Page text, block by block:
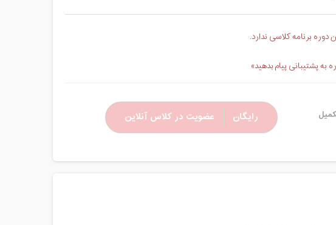
برنامه کلاسی ندارد.
به پشتیبانی پیام بدهید»
رایگان عضویت در کلاس آنلاین